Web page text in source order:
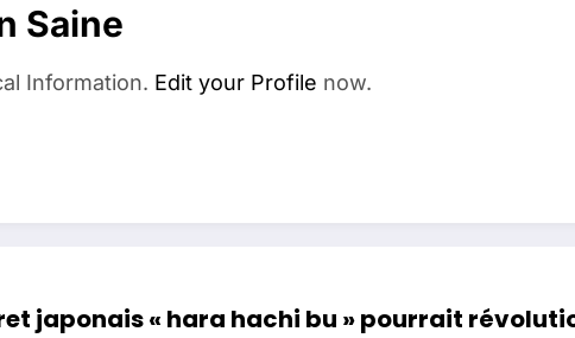
Saine
Information. Edit your Profile now.
japonais « hara hachi bu » pourrait